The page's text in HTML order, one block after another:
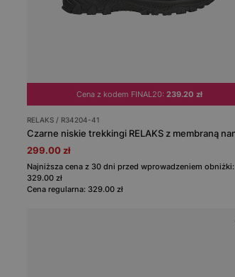
Cena z kodem FINAL20:239.20 zł
RELAKS / R34204-41
299.00 zł
Najniższa cena z 30 dni przed wprowadzeniem obniżki:
329.00 zł
Cena regularna: 329.00 zł